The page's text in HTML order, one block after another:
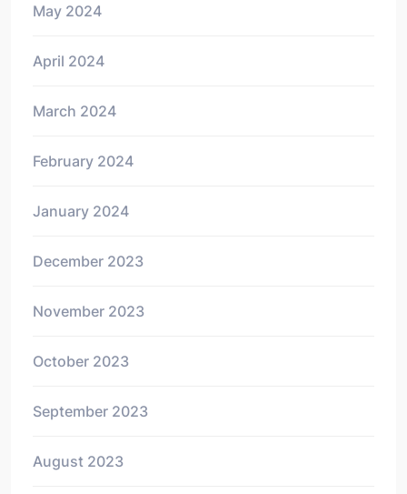
May 2024
April 2024
March 2024
February 2024
January 2024
December 2023
November 2023
October 2023
September 2023
August 2023